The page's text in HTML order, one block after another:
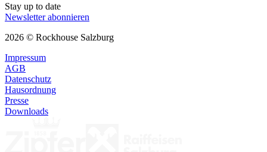
Stay up to date
Newsletter abonnieren
2026 © Rockhouse Salzburg
Impressum
AGB
Datenschutz
Hausordnung
Presse
Downloads